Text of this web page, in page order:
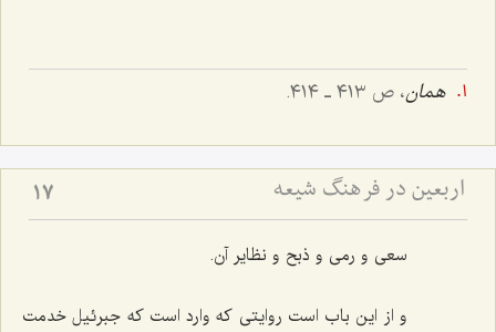
همان، ص ٤١٣ ـ ٤١٤.
اربعین در فرهنگ شیعه 17
سعی و رمی و ذبح و نظایر آن.
و از این باب است روایتی که وارد است که جبرئیل خدمت